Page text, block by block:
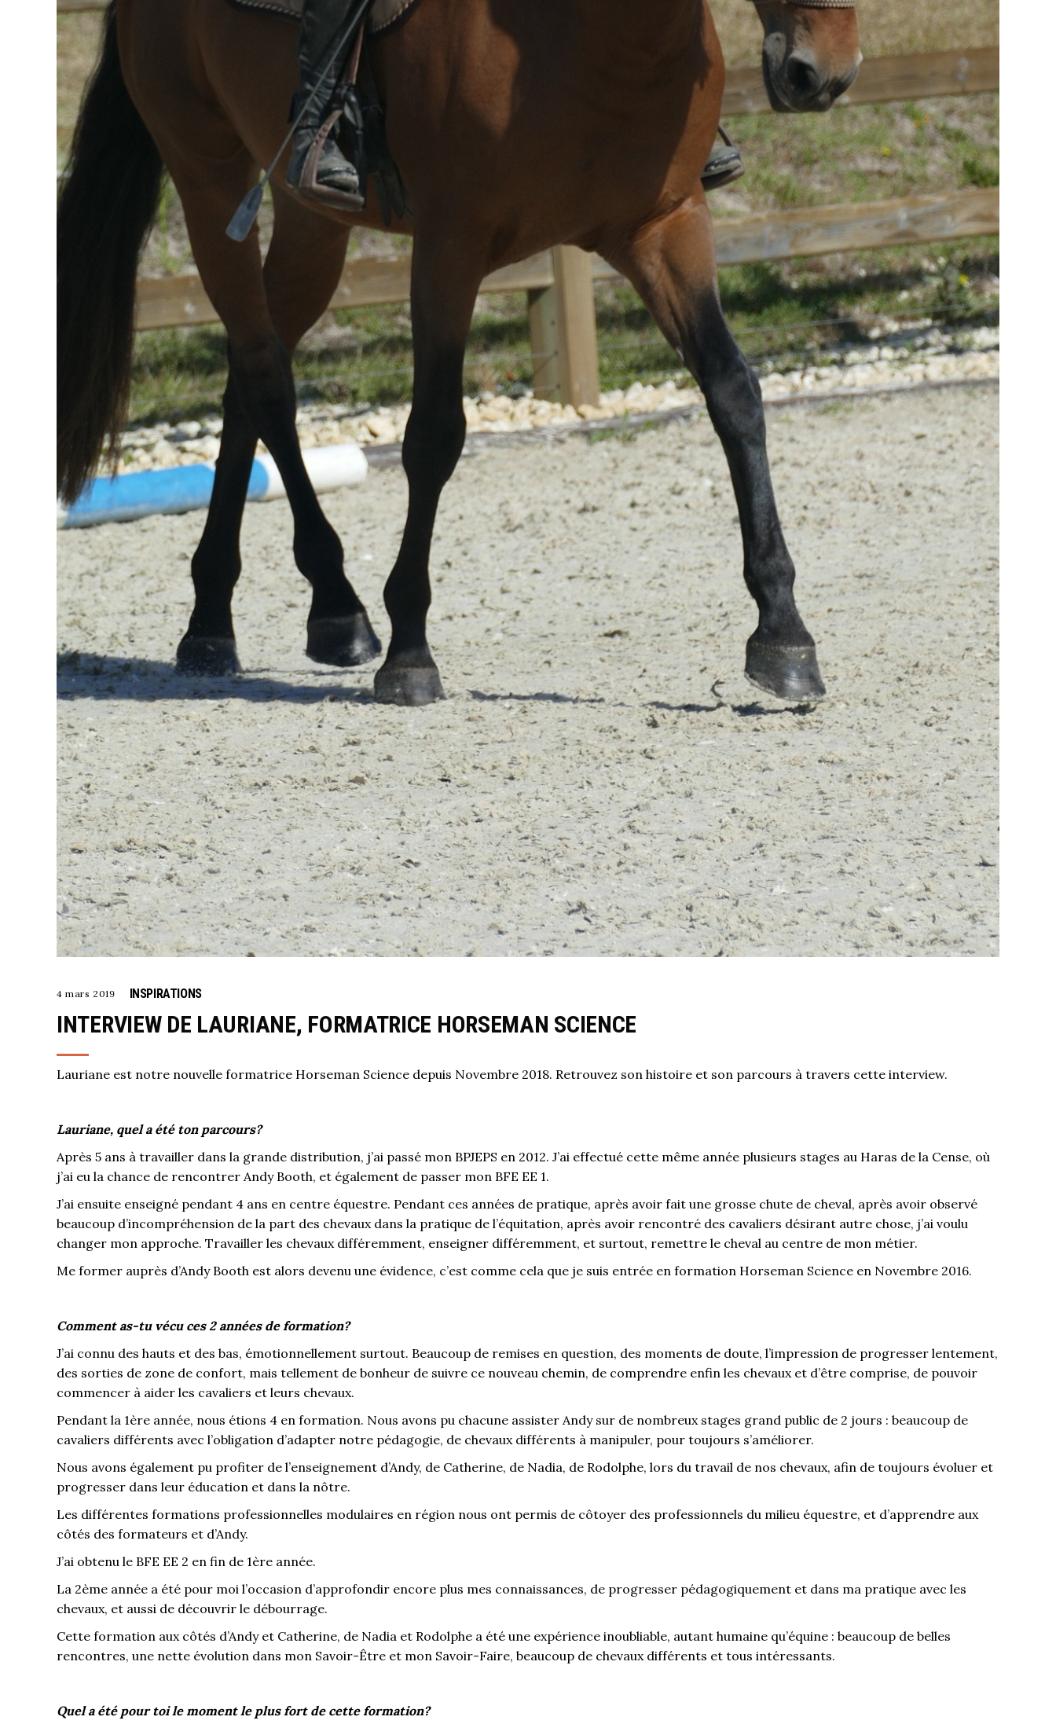
4 mars 2019 INSPIRATIONS
INTERVIEW DE LAURIANE, FORMATRICE HORSEMAN SCIENCE
Lauriane est notre nouvelle formatrice Horseman Science depuis Novembre 2018. Retrouvez son histoire et son parcours à travers cette interview.
Lauriane, quel a été ton parcours?
Après 5 ans à travailler dans la grande distribution, j’ai passé mon BPJEPS en 2012. J’ai effectué cette même année plusieurs stages au Haras de la Cense, où
j’ai eu la chance de rencontrer Andy Booth, et également de passer mon BFE EE 1.
J’ai ensuite enseigné pendant 4 ans en centre équestre. Pendant ces années de pratique, après avoir fait une grosse chute de cheval, après avoir observé
beaucoup d’incompréhension de la part des chevaux dans la pratique de l’équitation, après avoir rencontré des cavaliers désirant autre chose, j’ai voulu
changer mon approche. Travailler les chevaux différemment, enseigner différemment, et surtout, remettre le cheval au centre de mon métier.
Me former auprès d’Andy Booth est alors devenu une évidence, c’est comme cela que je suis entrée en formation Horseman Science en Novembre 2016.
Comment as-tu vécu ces 2 années de formation?
J’ai connu des hauts et des bas, émotionnellement surtout. Beaucoup de remises en question, des moments de doute, l’impression de progresser lentement,
des sorties de zone de confort, mais tellement de bonheur de suivre ce nouveau chemin, de comprendre enfin les chevaux et d’être comprise, de pouvoir
commencer à aider les cavaliers et leurs chevaux.
Pendant la 1ère année, nous étions 4 en formation. Nous avons pu chacune assister Andy sur de nombreux stages grand public de 2 jours : beaucoup de
cavaliers différents avec l’obligation d’adapter notre pédagogie, de chevaux différents à manipuler, pour toujours s’améliorer.
Nous avons également pu profiter de l’enseignement d’Andy, de Catherine, de Nadia, de Rodolphe, lors du travail de nos chevaux, afin de toujours évoluer et
progresser dans leur éducation et dans la nôtre.
Les différentes formations professionnelles modulaires en région nous ont permis de côtoyer des professionnels du milieu équestre, et d’apprendre aux
côtés des formateurs et d’Andy.
J’ai obtenu le BFE EE 2 en fin de 1ère année.
La 2ème année a été pour moi l’occasion d’approfondir encore plus mes connaissances, de progresser pédagogiquement et dans ma pratique avec les
chevaux, et aussi de découvrir le débourrage.
Cette formation aux côtés d’Andy et Catherine, de Nadia et Rodolphe a été une expérience inoubliable, autant humaine qu’équine : beaucoup de belles
rencontres, une nette évolution dans mon Savoir-Être et mon Savoir-Faire, beaucoup de chevaux différents et tous intéressants.
Quel a été pour toi le moment le plus fort de cette formation?